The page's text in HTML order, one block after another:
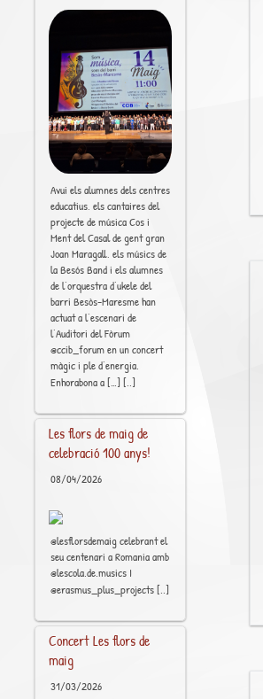
Avui els alumnes dels centres
educatius, els cantaires del
projecte de música Cos i
Ment del Casal de gent gran
Joan Maragall, els músics de
la Besós Band i els alumnes
de l’orquestra d’ukele del
barri Besòs-Maresme han
actuat a l’escenari de
l’Auditori del Fòrum
@ccib_forum en un concert
màgic i ple d’energia.
Enhorabona a […] [..]
Les flors de maig de
celebració 100 anys!
08/04/2026
@lesflorsdemaig celebrant el
seu centenari a Romania amb
@lescola.de.musics I
@erasmus_plus_projects[..]
Concert Les flors de
maig
31/03/2026